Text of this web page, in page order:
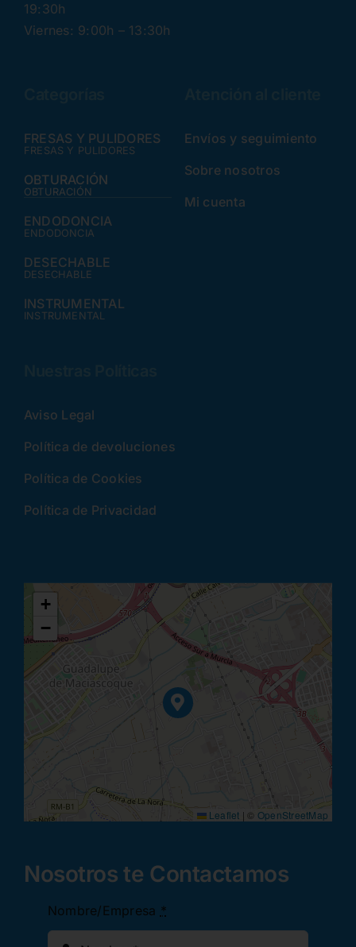
19:30h
Viernes: 9:00h – 13:30h
FRESAS Y PULIDORES
FRESAS Y PULIDORES
OBTURACIÓN
OBTURACIÓN
ENDODONCIA
ENDODONCIA
DESECHABLE
DESECHABLE
INSTRUMENTAL
INSTRUMENTAL
Envíos y seguimiento
Sobre nosotros
Mi cuenta
Aviso Legal
Política de devoluciones
Política de Cookies
Política de Privacidad
+
−
Leaflet | © OpenStreetMap
Nosotros te Contactamos
Nombre/Empresa *